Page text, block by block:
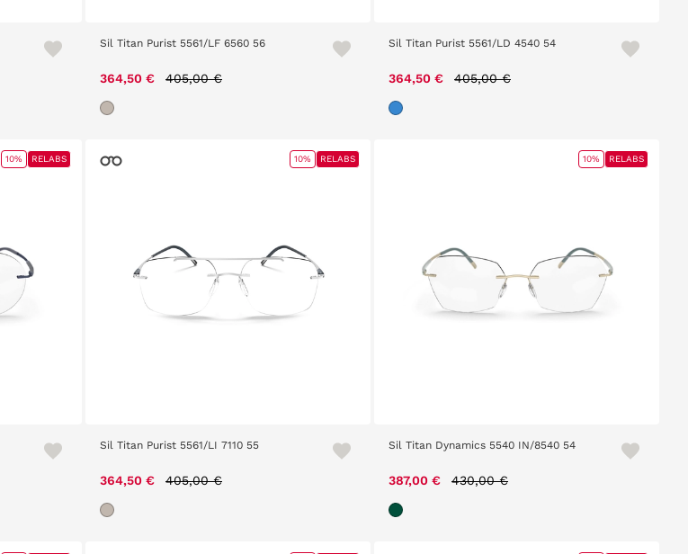
Sil Titan Purist 5561/LF 6560 56
364,50 € Price reduced from
405,00 €
Sil Titan Purist 5561/LD 4540 54
364,50 € Price reduced from
405,00 €
10% RELABS
Sil Titan Purist 5561/LI 7110 55
364,50 € Price reduced from
405,00 €
10% RELABS
Sil Titan Dynamics 5540 IN/8540 54
387,00 € Price reduced from
430,00 €
10% RELABS